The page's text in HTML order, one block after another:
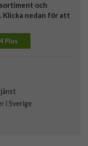
och
Klicka nedan för att
Plus
i Sverige